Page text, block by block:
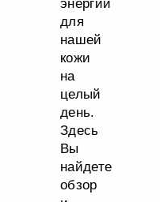
энергии
для
нашей
кожи
на
целый
день.
Здесь
Вы
найдете
обзор